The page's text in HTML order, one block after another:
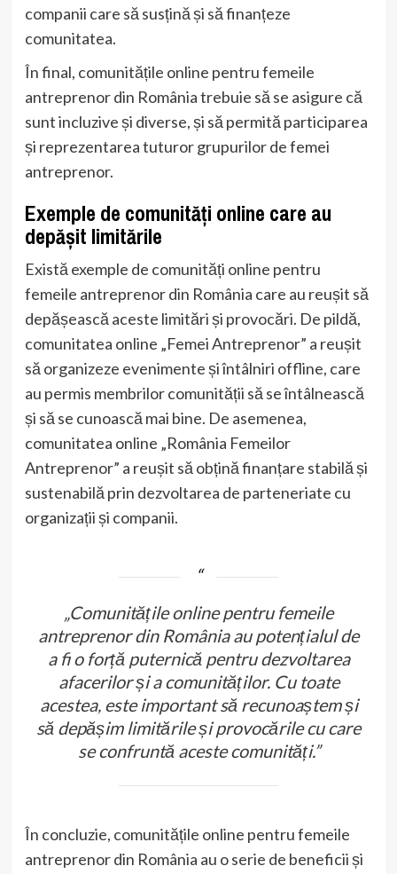
companii care să susțină și să finanțeze
comunitatea.
În final, comunitățile online pentru femeile
antreprenor din România trebuie să se asigure că
sunt incluzive și diverse, și să permită participarea
și reprezentarea tuturor grupurilor de femei
antreprenor.
Exemple de comunități online care au
depășit limitările
Există exemple de comunități online pentru
femeile antreprenor din România care au reușit să
depășească aceste limitări și provocări. De pildă,
comunitatea online „Femei Antreprenor” a reușit
să organizeze evenimente și întâlniri offline, care
au permis membrilor comunității să se întâlnească
și să se cunoască mai bine. De asemenea,
comunitatea online „România Femeilor
Antreprenor” a reușit să obțină finanțare stabilă și
sustenabilă prin dezvoltarea de parteneriate cu
organizații și companii.
„Comunitățile online pentru femeile
antreprenor din România au potențialul de
a fi o forță puternică pentru dezvoltarea
afacerilor și a comunităților. Cu toate
acestea, este important să recunoaștem și
să depășim limitările și provocările cu care
se confruntă aceste comunități.”
În concluzie, comunitățile online pentru femeile
antreprenor din România au o serie de beneficii și